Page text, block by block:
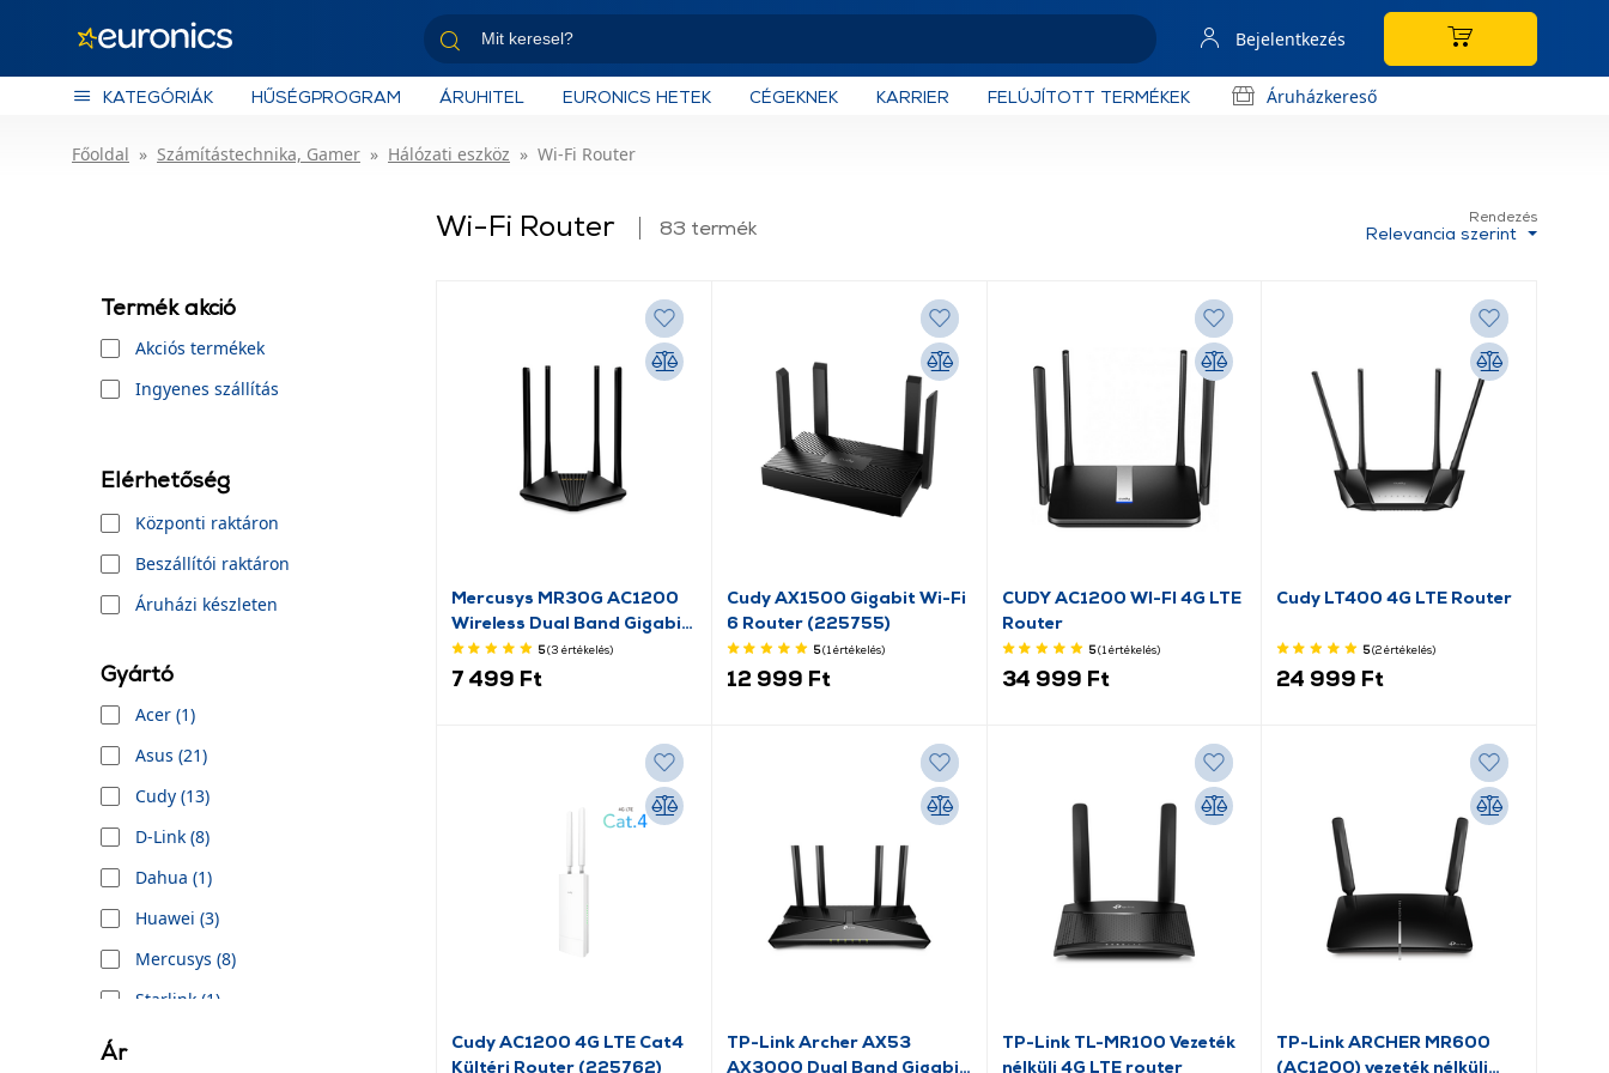
Bejelentkezés
KATEGÓRIÁK HŰSÉGPROGRAM ÁRUHITEL EURONICS HETEK CÉGEKNEK KARRIER FELÚJÍTOTT TERMÉKEK Áruházkereső
Főoldal Számítástechnika, Gamer Hálózati eszköz Wi-Fi Router
Termék akció
Akciós termékek
Ingyenes szállítás
Elérhetőség
Központi raktáron
Beszállítói raktáron
Áruházi készleten
Gyártó
Acer (1)
Asus (21)
Cudy (13)
D-Link (8)
Dahua (1)
Huawei (3)
Mercusys (8)
Starlink (1)
Ár
Wi-Fi Router 83 termék
Rendezés
Relevancia szerint
Mercusys MR30G AC1200
Wireless Dual Band Gigabit
Router
5(3 értékelés)
7 499 Ft
Cudy AX1500 Gigabit Wi-Fi
6 Router (225755)
5(1 értékelés)
12 999 Ft
CUDY AC1200 WI-FI 4G LTE
Router
5(1 értékelés)
34 999 Ft
Cudy LT400 4G LTE Router
5(2értékelés)
24 999 Ft
Cudy AC1200 4G LTE Cat4
Kültéri Router (225762)
TP-Link Archer AX53
AX3000 Dual Band Gigabit
TP-Link TL-MR100 Vezeték
nélküli 4G LTE router
TP-Link ARCHER MR600
(AC1200) vezeték nélküli